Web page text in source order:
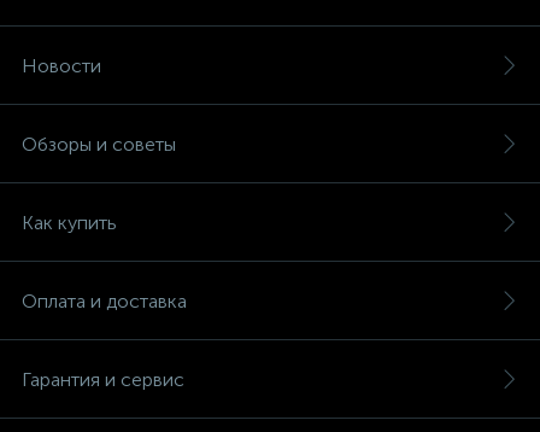
Новости
Обзоры и советы
Как купить
Оплата и доставка
Гарантия и сервис